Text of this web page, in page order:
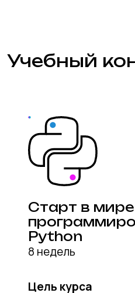
Старт в мире
Цель курса
Освоить Python — язык,
откроет перед тобой мир
разработки игр, веб-
искусственного
научишься мыслить как
решать сложные задачи и
реализовывать
проекты.